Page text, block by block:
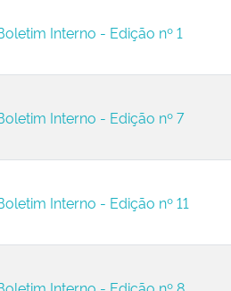
Interno - Edição nº 1
Interno - Edição nº 7
Interno - Edição nº 11